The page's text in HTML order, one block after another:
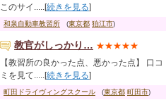
このサイ.....[続きを見る]
和泉自動車教習所 (東京都 狛江市)
教官がしっかり… ★★★★★
【教習所の良かった点、悪かった点】 口コ
ミを見て.....[続きを見る]
町田ドライヴィングスクール (東京都 町田市)